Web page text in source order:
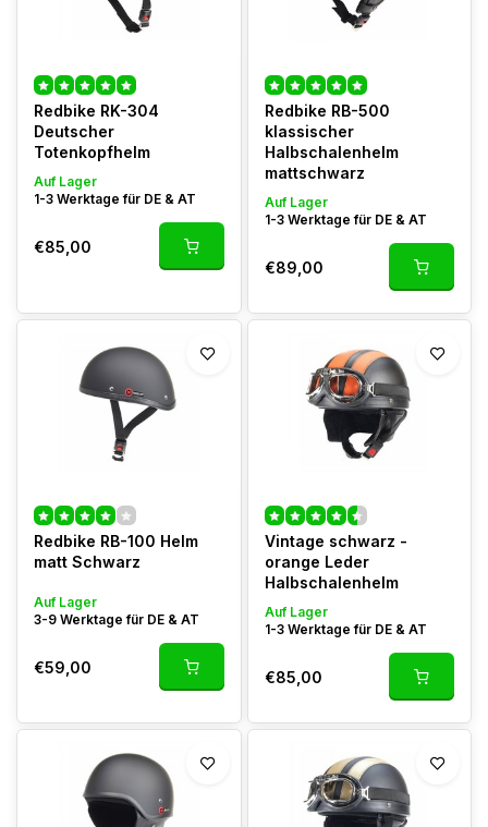
Redbike RK-304
Deutscher
Totenkopfhelm
Auf Lager
1-3 Werktage für DE & AT
€85,00
Redbike RB-500
klassischer
Halbschalenhelm
mattschwarz
Auf Lager
1-3 Werktage für DE & AT
€89,00
Redbike RB-100 Helm
matt Schwarz
Auf Lager
3-9 Werktage für DE & AT
€59,00
Vintage schwarz -
orange Leder
Halbschalenhelm
Auf Lager
1-3 Werktage für DE & AT
€85,00